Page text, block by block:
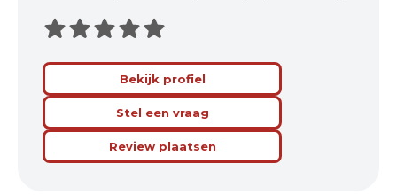
Bekijk profiel
Stel een vraag
Review plaatsen